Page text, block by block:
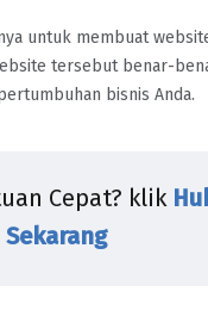
untuk membuat
tersebut benar-
bisnis Anda.
Cepat? klik